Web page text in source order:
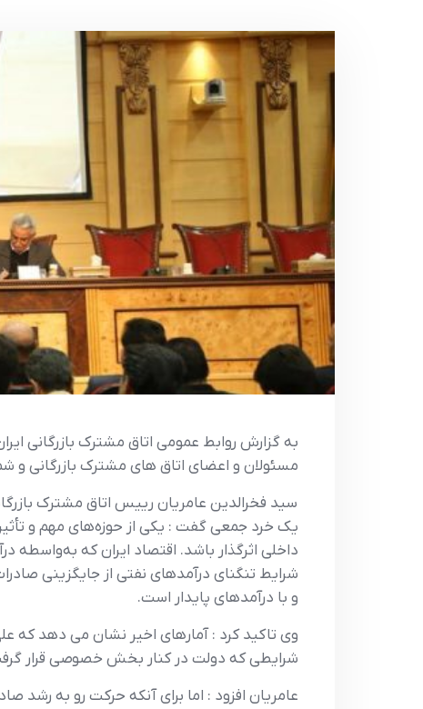
به گزارش روابط عمومی اتاق مشترک بازرگانی
مسئولان و اعضاي اتاق هاي مشترک بازرگاني و
سيد فخرالدين عامريان رييس اتاق مشترک
يک خرد جمعي گفت : يکي از حوزه‌هاي مهم و
داخلي اثرگذار باشد. اقتصاد ايران که
شرايط تنگناي درآمدهاي نفتي از جايگزيني
و با درآمدهاي پايدار است.
شرايطي که دولت در کنار بخش خصوصي قرار
عامريان افزود : اما براي آنکه حرکت رو به